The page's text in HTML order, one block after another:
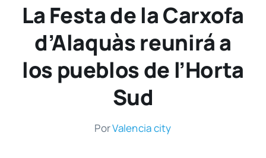
La Festa de la Carxofa
d’Alaquàs reunirá a
los pueblos de l’Horta
Sud
PorValen­cia city